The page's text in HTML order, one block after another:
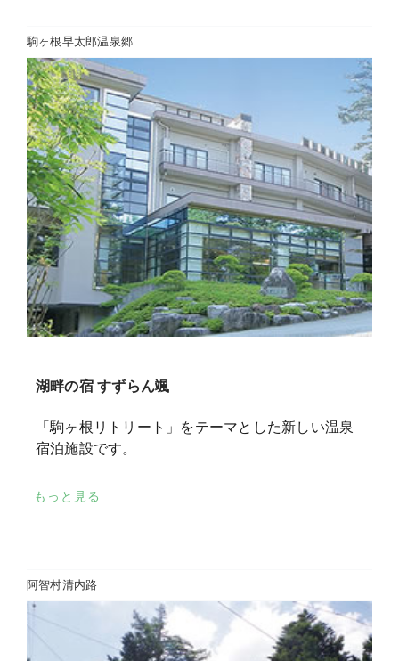
駒ヶ根早太郎温泉郷
湖畔の宿 すずらん颯
「駒ヶ根リトリート」をテーマとした新しい温泉
宿泊施設です。
もっと見る
阿智村清内路